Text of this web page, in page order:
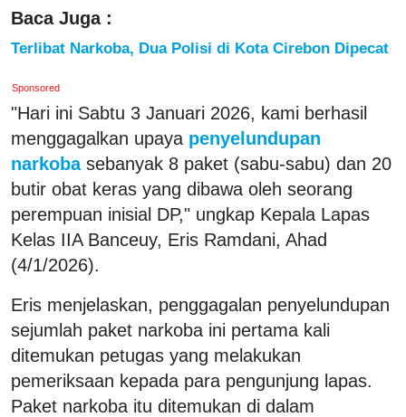
Baca Juga :
Terlibat Narkoba, Dua Polisi di Kota Cirebon Dipecat
Sponsored
"Hari ini Sabtu 3 Januari 2026, kami berhasil
menggagalkan upaya penyelundupan
narkoba sebanyak 8 paket (sabu-sabu) dan 20
butir obat keras yang dibawa oleh seorang
perempuan inisial DP," ungkap Kepala Lapas
Kelas IIA Banceuy, Eris Ramdani, Ahad
(4/1/2026).
Eris menjelaskan, penggagalan penyelundupan
sejumlah paket narkoba ini pertama kali
ditemukan petugas yang melakukan
pemeriksaan kepada para pengunjung lapas.
Paket narkoba itu ditemukan di dalam